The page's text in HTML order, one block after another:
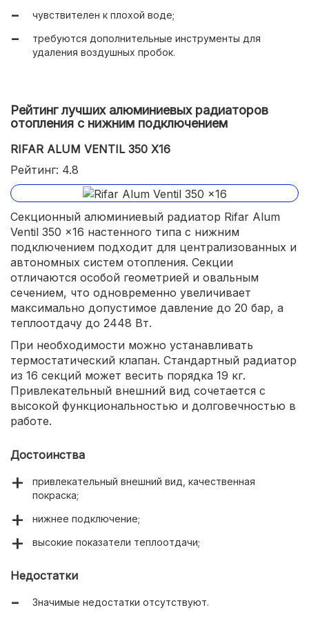
чувствителен к плохой воде;
требуются дополнительные инструменты для
удаления воздушных пробок.
Рейтинг лучших алюминиевых радиаторов
отопления с нижним подключением
RIFAR ALUM VENTIL 350 X16
Рейтинг: 4.8
Секционный алюминиевый радиатор Rifar Alum
Ventil 350 x16 настенного типа с нижним
подключением подходит для централизованных и
автономных систем отопления. Секции
отличаются особой геометрией и овальным
сечением, что одновременно увеличивает
максимально допустимое давление до 20 бар, а
теплоотдачу до 2448 Вт.
При необходимости можно устанавливать
термостатический клапан. Стандартный радиатор
из 16 секций может весить порядка 19 кг.
Привлекательный внешний вид сочетается с
высокой функциональностью и долговечностью в
работе.
Достоинства
привлекательный внешний вид, качественная
покраска;
нижнее подключение;
высокие показатели теплоотдачи;
Недостатки
Значимые недостатки отсутствуют.